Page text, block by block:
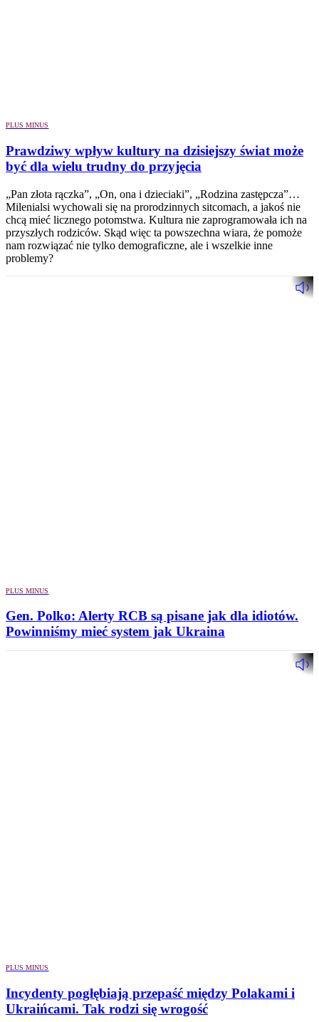
PLUS MINUS
Prawdziwy wpływ kultury na dzisiejszy świat może
być dla wielu trudny do przyjęcia
„Pan złota rączka”, „On, ona i dzieciaki”, „Rodzina zastępcza”…
Milenialsi wychowali się na prorodzinnych sitcomach, a jakoś nie
chcą mieć licznego potomstwa. Kultura nie zaprogramowała ich na
przyszłych rodziców. Skąd więc ta powszechna wiara, że pomoże
nam rozwiązać nie tylko demograficzne, ale i wszelkie inne
problemy?
PLUS MINUS
Gen. Polko: Alerty RCB są pisane jak dla idiotów.
Powinniśmy mieć system jak Ukraina
PLUS MINUS
Incydenty pogłębiają przepaść między Polakami i
Ukraińcami. Tak rodzi się wrogość